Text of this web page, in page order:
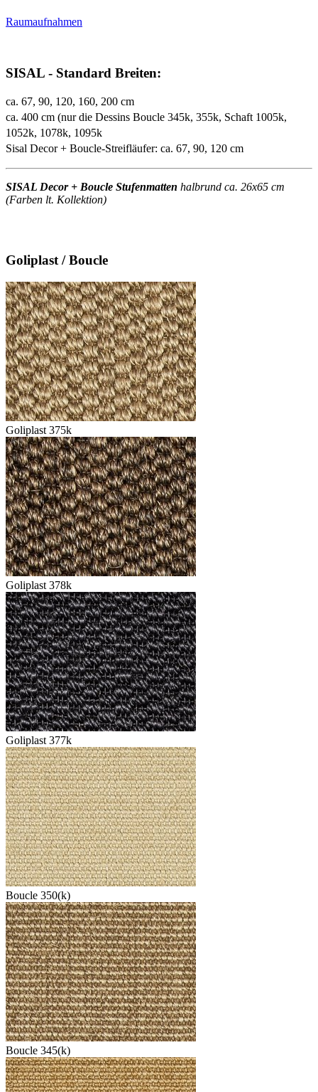
Raumaufnahmen
SISAL - Standard Breiten:
ca. 67, 90, 120, 160, 200 cm
ca. 400 cm (nur die Dessins Boucle 345k, 355k, Schaft 1005k,
1052k, 1078k, 1095k
Sisal Decor + Boucle-Streifläufer: ca. 67, 90, 120 cm
SISAL Decor + Boucle Stufenmatten halbrund ca. 26x65 cm
(Farben lt. Kollektion)
Goliplast / Boucle
Goliplast 375k
Goliplast 378k
Goliplast 377k
Boucle 350(k)
Boucle 345(k)